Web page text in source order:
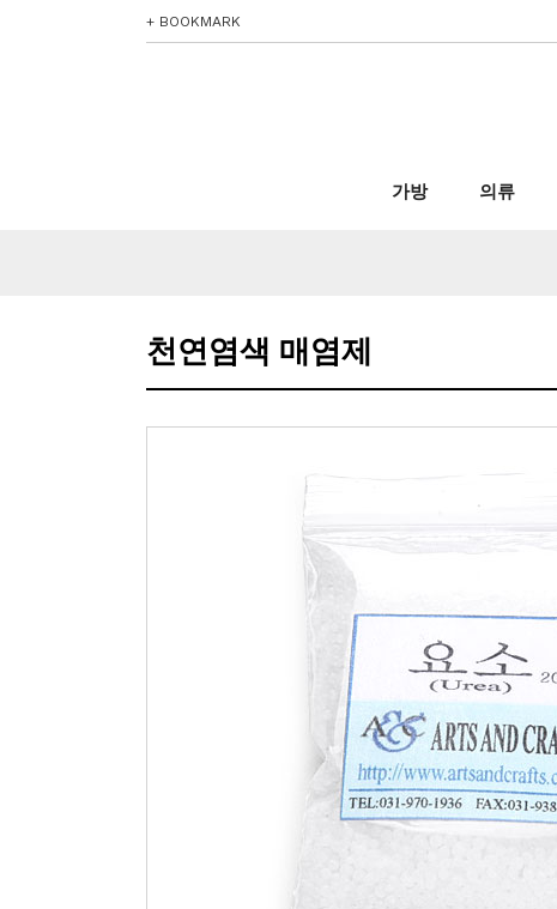
+ BOOKMARK
가방 의류
천연염색 매염제